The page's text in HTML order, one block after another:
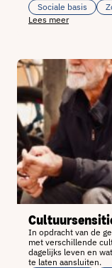
Sociale basis
Lees meer
In opdracht van de
met verschillende
dagelijks leven en
te laten aansluiten.